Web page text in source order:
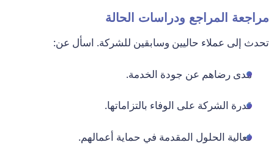
مراجعة المراجع ودراسات الحالة
تحدث إلى عملاء حاليين وسابقين للشركة. اسأل عن:
مدى رضاهم عن جودة الخدمة.
قدرة الشركة على الوفاء بالتزاماتها.
فعالية الحلول المقدمة في حماية أعمالهم.